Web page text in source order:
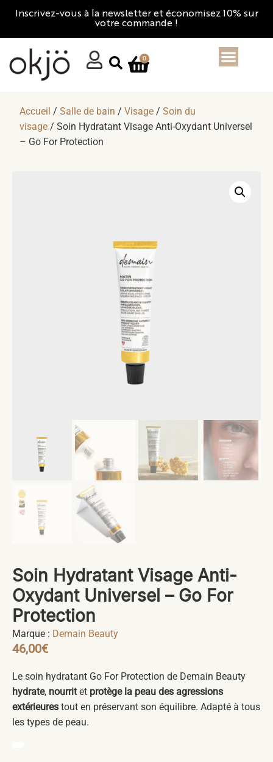
Inscrivez-vous à la newsletter et économisez 10% sur
votre commande !
0
Accueil / Salle de bain / Visage / Soin du
visage / Soin Hydratant Visage Anti-Oxydant Universel
– Go For Protection
Soin Hydratant Visage Anti-
Oxydant Universel – Go For
Protection
Marque : Demain Beauty
46,00€
Le soin hydratant Go For Protection de Demain Beauty
hydrate, nourritet protège la peau des agressions
extérieures tout en préservant son équilibre. Adapté à tous
les types de peau.